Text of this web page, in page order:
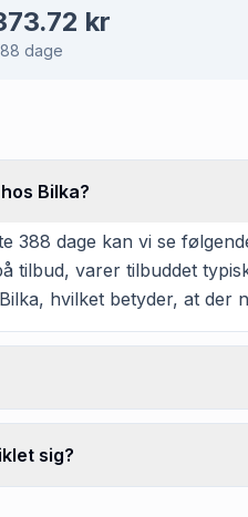
kr
dage
Bilka?
388 dage kan vi se
tilbud, varer tilbuddet
hvilket betyder, at
sig?